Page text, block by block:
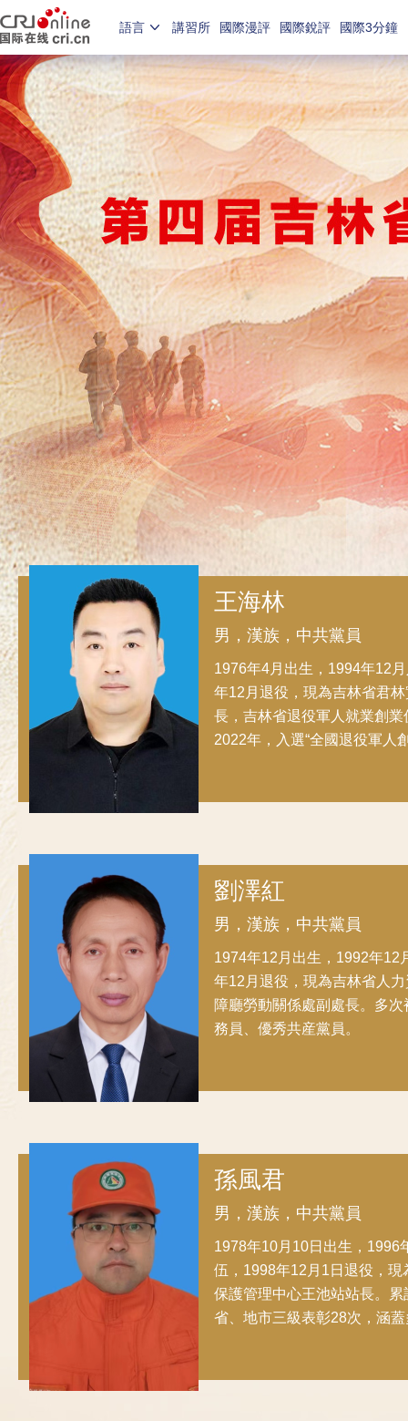
語言 講習所 國際漫評 國際銳評 國際3分鐘
王海林
男，漢族，中共黨員
1976年4月出生，1994年12
年12月退役，現為吉林省君
長，吉林省退役軍人就業創業
2022年，入選“全國退役軍人
劉澤紅
男，漢族，中共黨員
1974年12月出生，1992年12
年12月退役，現為吉林省人
障廳勞動關係處副處長。多
務員、優秀共産黨員。
孫風君
男，漢族，中共黨員
1978年10月10日出生，1996
伍，1998年12月1日退役，現
保護管理中心王池站站長。累
省、地市三級表彰28次，涵